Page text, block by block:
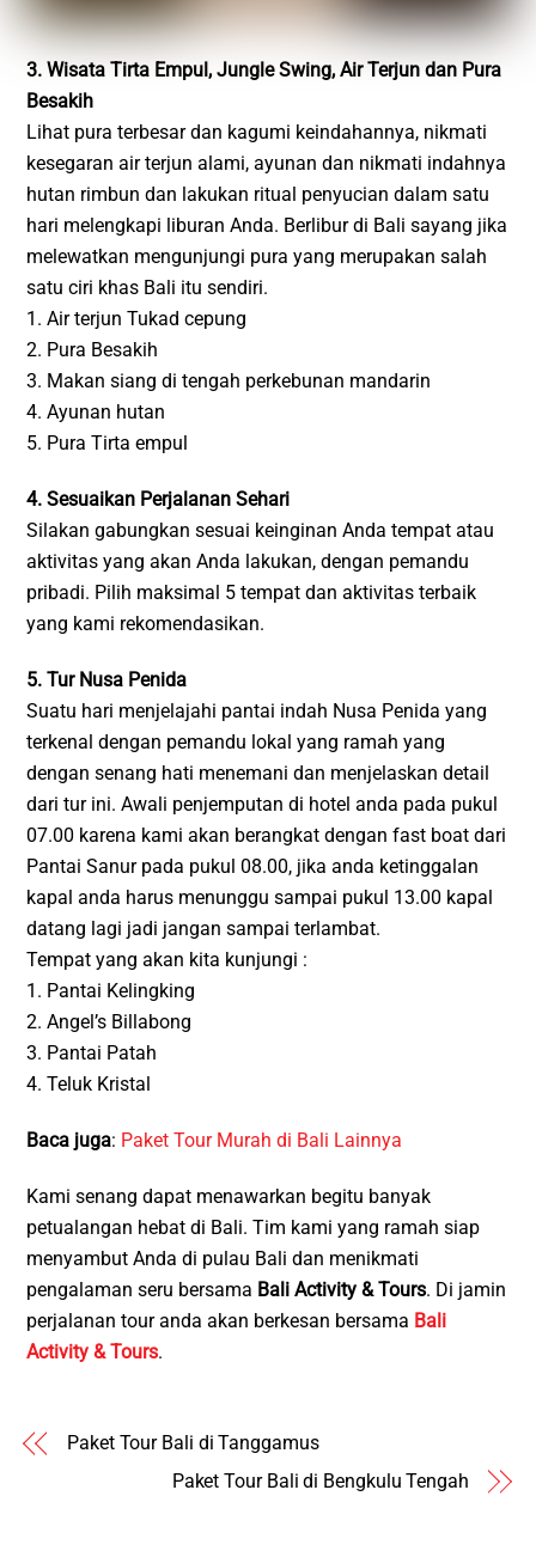
3. Wisata Tirta Empul, Jungle Swing, Air Terjun dan Pura
Besakih
Lihat pura terbesar dan kagumi keindahannya, nikmati
kesegaran air terjun alami, ayunan dan nikmati indahnya
hutan rimbun dan lakukan ritual penyucian dalam satu
hari melengkapi liburan Anda. Berlibur di Bali sayang jika
melewatkan mengunjungi pura yang merupakan salah
satu ciri khas Bali itu sendiri.
1. Air terjun Tukad cepung
2. Pura Besakih
3. Makan siang di tengah perkebunan mandarin
4. Ayunan hutan
5. Pura Tirta empul
4. Sesuaikan Perjalanan Sehari
Silakan gabungkan sesuai keinginan Anda tempat atau
aktivitas yang akan Anda lakukan, dengan pemandu
pribadi. Pilih maksimal 5 tempat dan aktivitas terbaik
yang kami rekomendasikan.
5. Tur Nusa Penida
Suatu hari menjelajahi pantai indah Nusa Penida yang
terkenal dengan pemandu lokal yang ramah yang
dengan senang hati menemani dan menjelaskan detail
dari tur ini. Awali penjemputan di hotel anda pada pukul
07.00 karena kami akan berangkat dengan fast boat dari
Pantai Sanur pada pukul 08.00, jika anda ketinggalan
kapal anda harus menunggu sampai pukul 13.00 kapal
datang lagi jadi jangan sampai terlambat.
Tempat yang akan kita kunjungi :
1. Pantai Kelingking
2. Angel’s Billabong
3. Pantai Patah
4. Teluk Kristal
Baca juga: Paket Tour Murah di Bali Lainnya
Kami senang dapat menawarkan begitu banyak
petualangan hebat di Bali. Tim kami yang ramah siap
menyambut Anda di pulau Bali dan menikmati
pengalaman seru bersama Bali Activity & Tours. Di jamin
perjalanan tour anda akan berkesan bersama Bali
Activity & Tours.
Paket Tour Bali di Tanggamus
Paket Tour Bali di Bengkulu Tengah